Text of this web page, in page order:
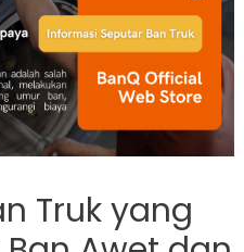
Truk yang